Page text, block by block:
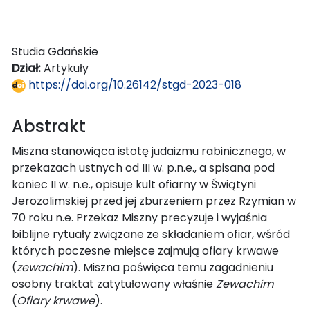
Studia Gdańskie
Dział:Artykuły
https://doi.org/10.26142/stgd-2023-018
Abstrakt
Miszna stanowiąca istotę judaizmu rabinicznego, w
przekazach ustnych od III w. p.n.e., a spisana pod
koniec II w. n.e., opisuje kult ofiarny w Świątyni
Jerozolimskiej przed jej zburzeniem przez Rzymian w
70 roku n.e. Przekaz Miszny precyzuje i wyjaśnia
biblijne rytuały związane ze składaniem ofiar, wśród
których poczesne miejsce zajmują ofiary krwawe
(zewachim). Miszna poświęca temu zagadnieniu
osobny traktat zatytułowany właśnieZewachim
(Ofiary krwawe).